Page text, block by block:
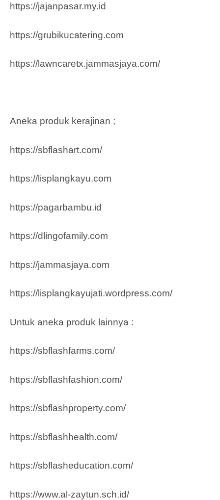
https://jajanpasar.my.id
https://grubikucatering.com
https://lawncaretx.jammasjaya.com/
Aneka produk kerajinan ;
https://sbflashart.com/
https://lisplangkayu.com
https://pagarbambu.id
https://dlingofamily.com
https://jammasjaya.com
https://lisplangkayujati.wordpress.com/
Untuk aneka produk lainnya :
https://sbflashfarms.com/
https://sbflashfashion.com/
https://sbflashproperty.com/
https://sbflashhealth.com/
https://sbflasheducation.com/
https://www.al-zaytun.sch.id/